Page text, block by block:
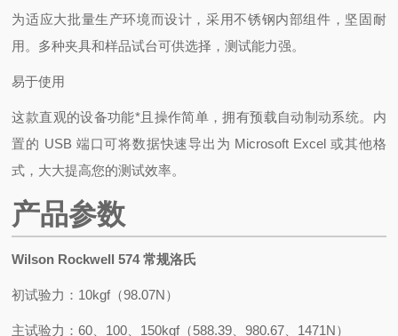
为适应大批量生产环境而设计，采用不锈钢内部组件，坚固耐
用。多种夹具和样品试台可供选择，测试能力强。
易于使用
这款直观的设备功能*且操作简单，拥有预载自动制动系统。内
置的 USB 端口可将数据快速导出为 Microsoft Excel 或其他格
式，大大提高您的测试效率。
产品参数
Wilson Rockwell 574 常规洛氏
初试验力：10kgf（98.07N）
主试验力：60、100、150kgf（588.39、980.67、1471N）